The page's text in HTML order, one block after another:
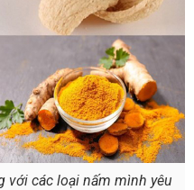
với các loại nấm mình yêu